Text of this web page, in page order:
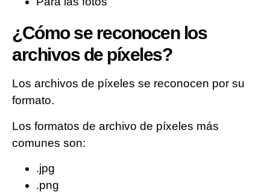
¿Cómo se reconocen los
archivos de píxeles?
Los archivos de píxeles se reconocen por su
formato.
Los formatos de archivo de píxeles más
comunes son:
.jpg
.png